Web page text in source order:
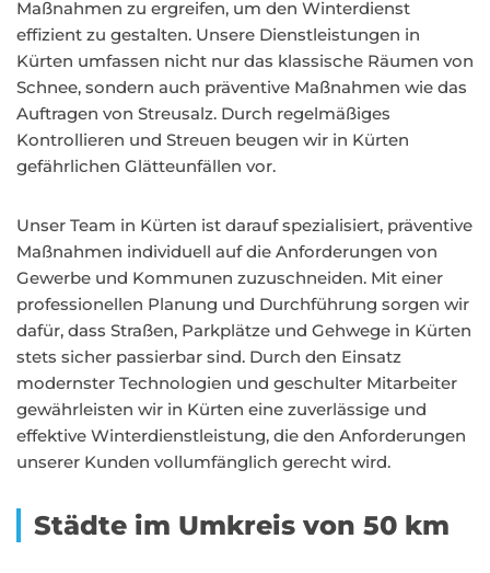
Maßnahmen zu ergreifen, um den Winterdienst
effizient zu gestalten. Unsere Dienstleistungen in
Kürten umfassen nicht nur das klassische Räumen von
Schnee, sondern auch präventive Maßnahmen wie das
Auftragen von Streusalz. Durch regelmäßiges
Kontrollieren und Streuen beugen wir in Kürten
gefährlichen Glätteunfällen vor.
Unser Team in Kürten ist darauf spezialisiert, präventive
Maßnahmen individuell auf die Anforderungen von
Gewerbe und Kommunen zuzuschneiden. Mit einer
professionellen Planung und Durchführung sorgen wir
dafür, dass Straßen, Parkplätze und Gehwege in Kürten
stets sicher passierbar sind. Durch den Einsatz
modernster Technologien und geschulter Mitarbeiter
gewährleisten wir in Kürten eine zuverlässige und
effektive Winterdienstleistung, die den Anforderungen
unserer Kunden vollumfänglich gerecht wird.
Städte im Umkreis von 50 km